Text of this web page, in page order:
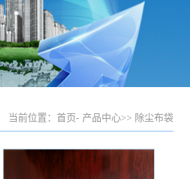
当前位置： 首页- 产品中心>> 除尘布袋